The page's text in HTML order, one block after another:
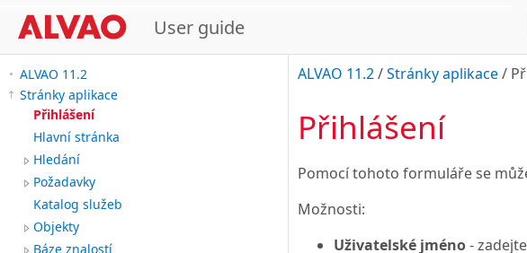
User guide
ALVAO 11.2
Stránky aplikace
Přihlášení
Hlavní stránka
Hledání
Požadavky
Katalog služeb
Objekty
Báze znalostí
ALVAO 11.2/Stránky aplikace/
Přihlášení
Pomocí tohoto formuláře se
Možnosti:
Uživatelské jméno-